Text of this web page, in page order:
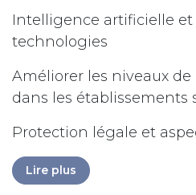
Intelligence artificielle et
technologies
Améliorer les niveaux
dans les établissements
Protection légale et
Lire plus